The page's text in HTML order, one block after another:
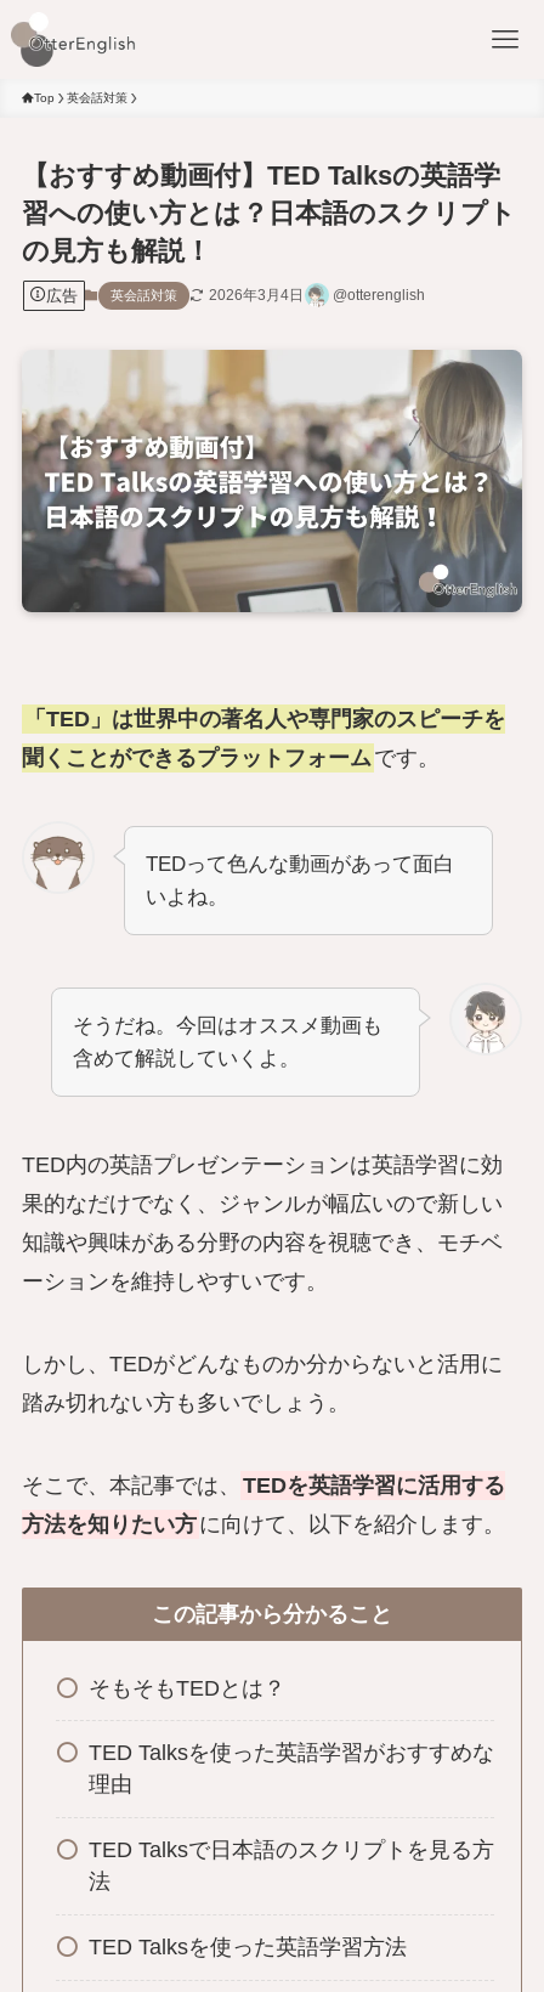
Top 英会話対策
【おすすめ動画付】TED Talksの英語学
習への使い方とは？日本語のスクリプト
の見方も解説！
広告 英会話対策 2026年3月4日 @otterenglish
「TED」は世界中の著名人や専門家のスピーチを
聞くことができるプラットフォーム です。
TEDって色んな動画があって面白
いよね。
そうだね。今回はオススメ動画も
含めて解説していくよ。
TED内の英語プレゼンテーションは英語学習に効
果的なだけでなく、ジャンルが幅広いので新しい
知識や興味がある分野の内容を視聴でき、モチベ
ーションを維持しやすいです。
しかし、TEDがどんなものか分からないと活用に
踏み切れない方も多いでしょう。
そこで、本記事では、
TEDを英語学習に活用する
方法を知りたい方に向けて、以下を紹介します。
この記事から分かること
そもそもTEDとは？
TED Talksを使った英語学習がおすすめな
理由
TED Talksで日本語のスクリプトを見る方
法
TED Talksを使った英語学習方法